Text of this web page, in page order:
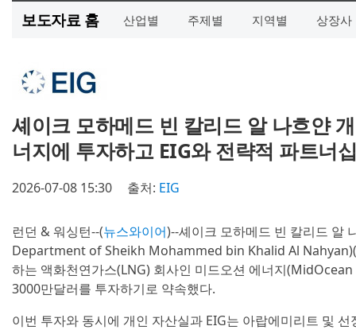
보도자료 홈 산업별 주제별 지역별 상장사
셰이크 모하메드 빈 칼리드 알 나흐얀
너지에 투자하고 EIG와 전략적 파트너
2026-07-08 15:30 출처: EIG
런던 & 워싱턴--(뉴스와이어)--셰이크 모하메드 빈 칼리드 알
Department of Sheikh Mohammed bin Khalid Al Nahyan)(
하는 액화천연가스(LNG) 회사인 미드오션 에너지
3000만달러를 투자하기로 약속했다.
이번 투자와 동시에 개인 자산실과 EIG는 아랍에미리트 및